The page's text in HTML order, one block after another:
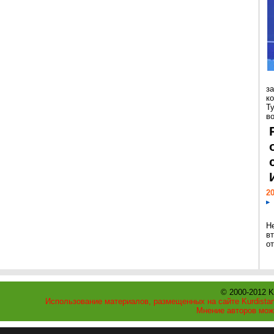
© 2000-2012
Использование материалов, размещенных на сайте
Мнение авторов